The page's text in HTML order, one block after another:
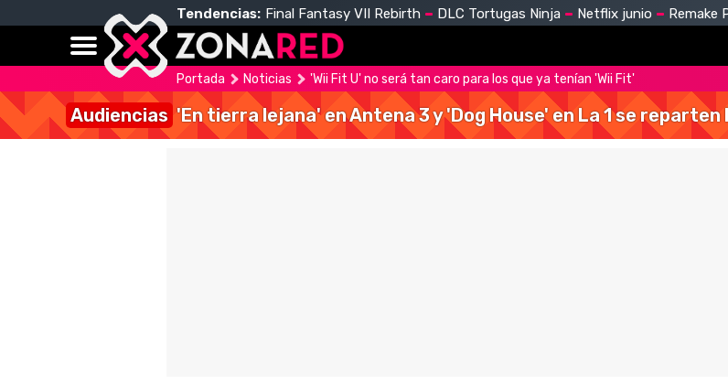
Tendencias: Final Fantasy VII Rebirth DLC Tortugas Ninja Netflix junio Remake
Portada Noticias 'Wii Fit U' no será tan caro para los que ya tenían 'Wii Fit'
Audiencias 'En tierra lejana' en Antena 3 y 'Dog House' en La 1 se